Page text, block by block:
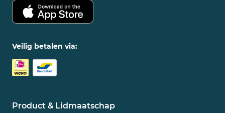
Veilig betalen via:
Product & Lidmaatschap